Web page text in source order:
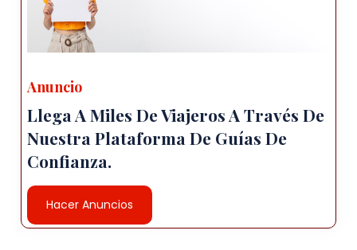
Anuncio
Llega A Miles De Viajeros A Través De
Nuestra Plataforma De Guías De
Confianza.
Hacer Anuncios